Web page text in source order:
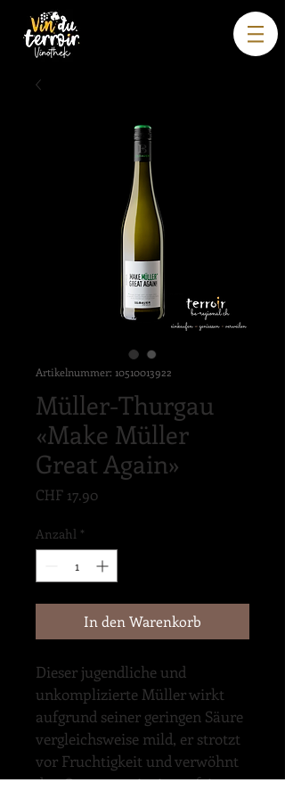
Artikelnummer: 10510013922
Müller-Thurgau
«Make Müller
Great Again»
CHF 17.90Preis
Anzahl *
In den Warenkorb
Dieser jugendliche und
unkomplizierte Müller wirkt
aufgrund seiner geringen Säure
vergleichsweise mild, er strotzt
vor Fruchtigkeit und verwöhnt
den Gaumen mit einem feinen